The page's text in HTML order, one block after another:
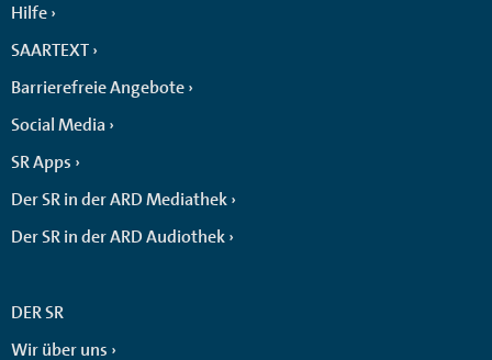
Hilfe
SAARTEXT
Barrierefreie Angebote
Social Media
SR Apps
Der SR in der ARD Mediathek
Der SR in der ARD Audiothek
DER SR
Wir über uns